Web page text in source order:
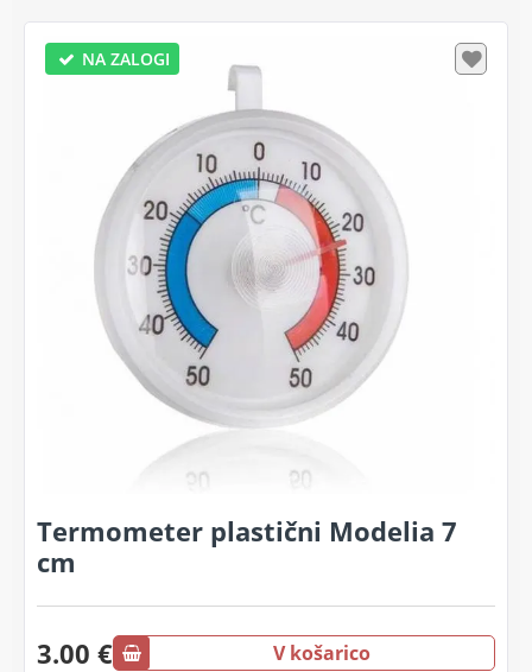
NA ZALOGI
Termometer plastični Modelia 7
cm
3.00 € V košarico